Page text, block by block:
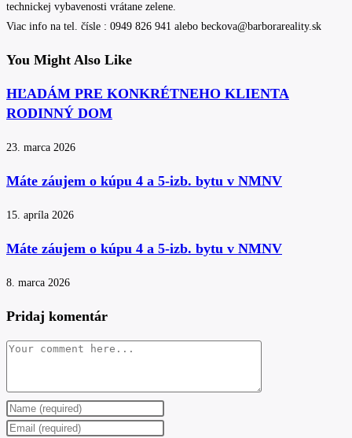
technickej vybavenosti vrátane zelene.
Viac info na tel. čísle : 0949 826 941 alebo beckova@barborareality.sk
You Might Also Like
HĽADÁM PRE KONKRÉTNEHO KLIENTA
RODINNÝ DOM
23. marca 2026
Máte záujem o kúpu 4 a 5-izb. bytu v NMNV
15. apríla 2026
Máte záujem o kúpu 4 a 5-izb. bytu v NMNV
8. marca 2026
Pridaj komentár
Comment
Enter
your
Enter